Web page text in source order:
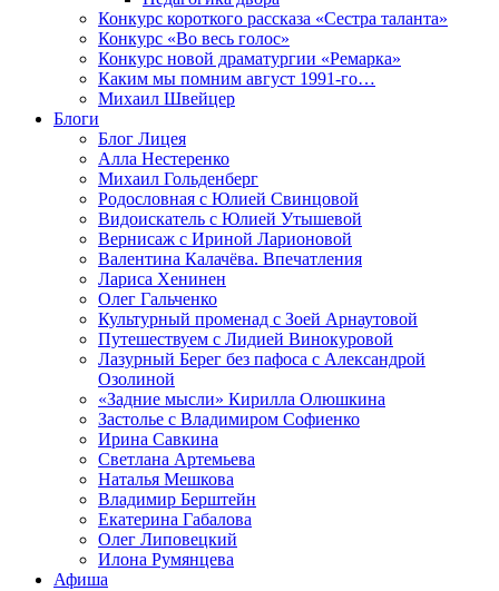
Конкурс короткого рассказа «Сестра таланта»
Конкурс «Во весь голос»
Конкурс новой драматургии «Ремарка»
Каким мы помним август 1991-го…
Михаил Швейцер
Блоги
Блог Лицея
Алла Нестеренко
Михаил Гольденберг
Родословная с Юлией Свинцовой
Видоискатель с Юлией Утышевой
Вернисаж с Ириной Ларионовой
Валентина Калачёва. Впечатления
Лариса Хенинен
Олег Гальченко
Культурный променад с Зоей Арнаутовой
Путешествуем с Лидией Винокуровой
Лазурный Берег без пафоса с Александрой
Озолиной
«Задние мысли» Кирилла Олюшкина
Застолье с Владимиром Софиенко
Ирина Савкина
Светлана Артемьева
Наталья Мешкова
Владимир Берштейн
Екатерина Габалова
Олег Липовецкий
Илона Румянцева
Афиша